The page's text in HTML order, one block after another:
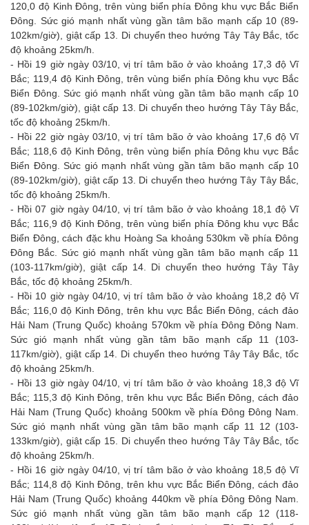
120,0 độ Kinh Đông, trên vùng biển phía Đông khu vực Bắc Biển
Đông. Sức gió mạnh nhất vùng gần tâm bão mạnh cấp 10 (89-
102km/giờ), giật cấp 13. Di chuyển theo hướng Tây Tây Bắc, tốc
độ khoảng 25km/h.
- Hồi 19 giờ ngày 03/10, vị trí tâm bão ở vào khoảng 17,3 độ Vĩ
Bắc; 119,4 độ Kinh Đông, trên vùng biển phía Đông khu vực Bắc
Biển Đông. Sức gió mạnh nhất vùng gần tâm bão mạnh cấp 10
(89-102km/giờ), giật cấp 13. Di chuyển theo hướng Tây Tây Bắc,
tốc độ khoảng 25km/h.
- Hồi 22 giờ ngày 03/10, vị trí tâm bão ở vào khoảng 17,6 độ Vĩ
Bắc; 118,6 độ Kinh Đông, trên vùng biển phía Đông khu vực Bắc
Biển Đông. Sức gió mạnh nhất vùng gần tâm bão mạnh cấp 10
(89-102km/giờ), giật cấp 13. Di chuyển theo hướng Tây Tây Bắc,
tốc độ khoảng 25km/h.
- Hồi 07 giờ ngày 04/10, vị trí tâm bão ở vào khoảng 18,1 độ Vĩ
Bắc; 116,9 độ Kinh Đông, trên vùng biển phía Đông khu vực Bắc
Biển Đông, cách đặc khu Hoàng Sa khoảng 530km về phía Đông
Đông Bắc. Sức gió mạnh nhất vùng gần tâm bão mạnh cấp 11
(103-117km/giờ), giật cấp 14. Di chuyển theo hướng Tây Tây
Bắc, tốc độ khoảng 25km/h.
- Hồi 10 giờ ngày 04/10, vị trí tâm bão ở vào khoảng 18,2 độ Vĩ
Bắc; 116,0 độ Kinh Đông, trên khu vực Bắc Biển Đông, cách đảo
Hải Nam (Trung Quốc) khoảng 570km về phía Đông Đông Nam.
Sức gió mạnh nhất vùng gần tâm bão mạnh cấp 11 (103-
117km/giờ), giật cấp 14. Di chuyển theo hướng Tây Tây Bắc, tốc
độ khoảng 25km/h.
- Hồi 13 giờ ngày 04/10, vị trí tâm bão ở vào khoảng 18,3 độ Vĩ
Bắc; 115,3 độ Kinh Đông, trên khu vực Bắc Biển Đông, cách đảo
Hải Nam (Trung Quốc) khoảng 500km về phía Đông Đông Nam.
Sức gió mạnh nhất vùng gần tâm bão mạnh cấp 11 12 (103-
133km/giờ), giật cấp 15. Di chuyển theo hướng Tây Tây Bắc, tốc
độ khoảng 25km/h.
- Hồi 16 giờ ngày 04/10, vị trí tâm bão ở vào khoảng 18,5 độ Vĩ
Bắc; 114,8 độ Kinh Đông, trên khu vực Bắc Biển Đông, cách đảo
Hải Nam (Trung Quốc) khoảng 440km về phía Đông Đông Nam.
Sức gió mạnh nhất vùng gần tâm bão mạnh cấp 12 (118-